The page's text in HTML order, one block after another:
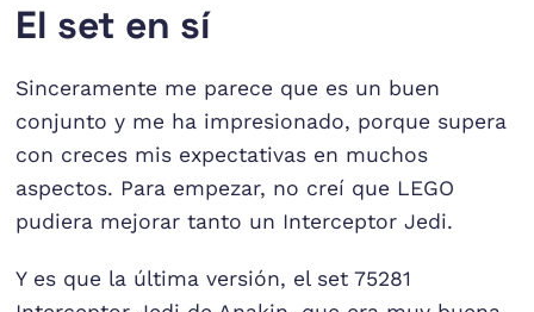
El set en sí
Sinceramente me parece que es un buen
conjunto y me ha impresionado, porque supera
con creces mis expectativas en muchos
aspectos. Para empezar, no creí que LEGO
pudiera mejorar tanto un Interceptor Jedi.
Y es que la última versión, el set 75281